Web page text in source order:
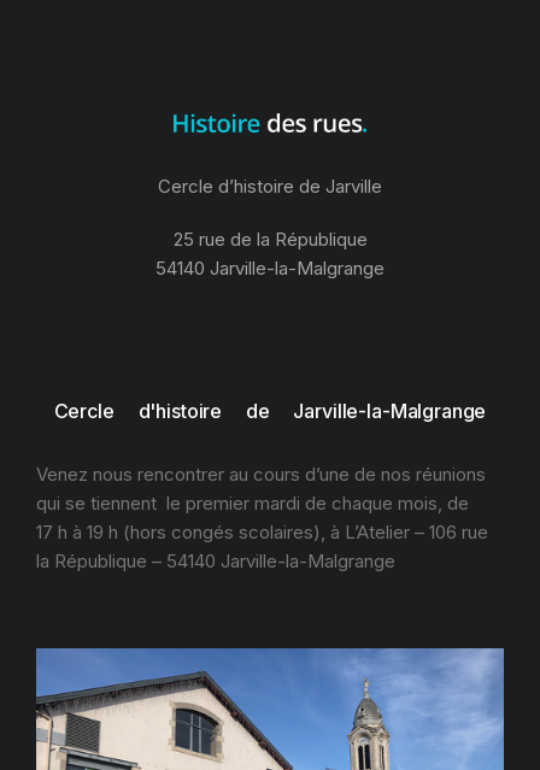
Cercle d’histoire de Jarville
25 rue de la République
54140 Jarville-la-Malgrange
Cercle d'histoire de Jarville-la-Malgrange
Venez nous rencontrer au cours d’une de nos réunions
qui se tiennent le premier mardi de chaque mois, de
17 h à 19 h (hors congés scolaires), à L’Atelier – 106 rue
la République – 54140 Jarville-la-Malgrange